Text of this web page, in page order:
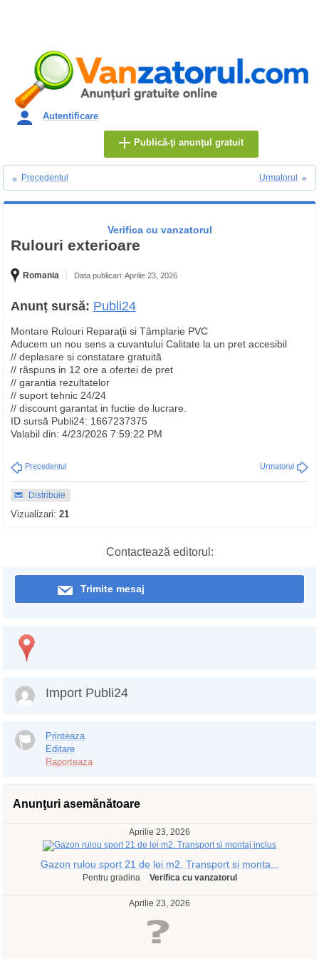
Autentificare
Publică-ţi anunţul gratuit
Precedentul Urmatorul
Verifica cu vanzatorul
Rulouri exterioare
Romania Data publicari: Aprilie 23, 2026
Anunț sursă: Publi24
Montare Rulouri Reparații si Tâmplarie PVC
Aducem un nou sens a cuvantului Calitate la un pret accesibil
// deplasare si constatare gratuită
// răspuns in 12 ore a ofertei de pret
// garantia rezultatelor
// suport tehnic 24/24
// discount garantat in fuctie de lucrare.
ID sursă Publi24: 1667237375
Valabil din: 4/23/2026 7:59:22 PM
Precedentul Urmatorul
Distribuie
Vizualizari: 21
Contactează editorul:
Trimite mesaj
Import Publi24
Printeaza
Editare
Raporteaza
Anunţuri asemănătoare
Aprilie 23, 2026
Gazon rulou sport 21 de lei m2. Transport si monta...
Pentru gradina Verifica cu vanzatorul
Aprilie 23, 2026